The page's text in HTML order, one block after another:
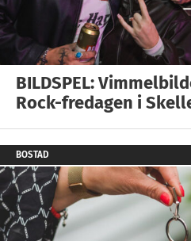
BILDSPEL:
Rock-fredagen i
BOSTAD